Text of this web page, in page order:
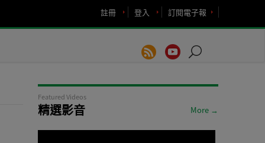
訂閱電子報
登入
註冊
Featured Videos
精選影音 More →